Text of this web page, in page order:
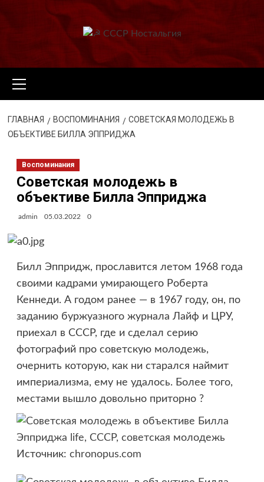
меню
ГЛАВНАЯ ВОСПОМИНАНИЯ
СОВЕТСКАЯ МОЛОДЕЖЬ В
ОБЪЕКТИВЕ БИЛЛА ЭППРИДЖА
Воспоминания
Советская молодежь в
объективе Билла Эпприджа
admin 05.03.2022 0
Билл Эппридж, прославится летом 1968 года
своими кадрами умирающего Роберта
Кеннеди. А годом ранее — в 1967 году, он, по
заданию буржуазного журнала Лайф и ЦРУ,
приехал в СССР, где и сделал серию
фотографий про советскую молодежь,
очернить которую, как ни старался наймит
империализма, ему не удалось. Более того,
местами вышло довольно приторно ?
Источник: chronopus.com